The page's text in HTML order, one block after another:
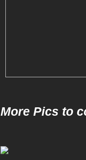
More Pics to